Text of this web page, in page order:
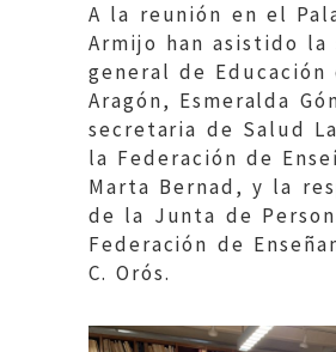
A la reunión en el
Armijo han asistido la
general de Educación
Aragón, Esmeralda
secretaria de Salud
la Federación de
Marta Bernad, y la
de la Junta de
Federación de
C. Orós.